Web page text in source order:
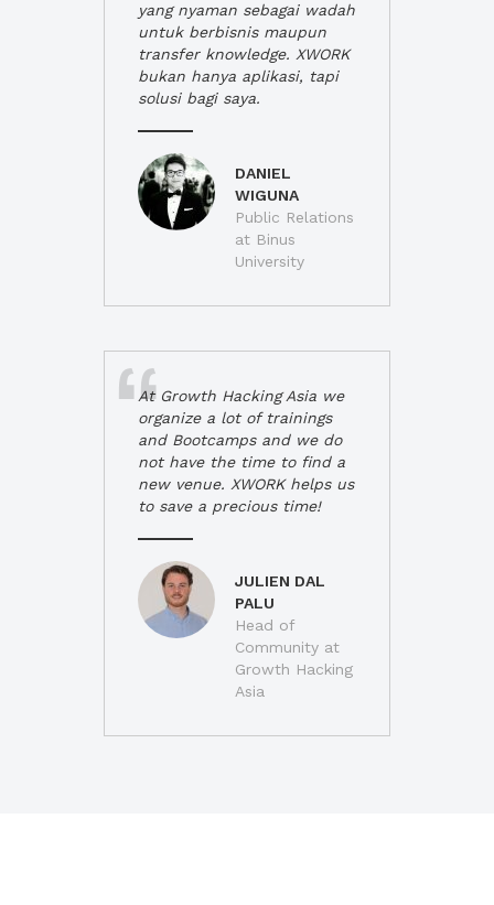
yang nyaman sebagai wadah
untuk berbisnis maupun
transfer knowledge. XWORK
bukan hanya aplikasi, tapi
solusi bagi saya.
DANIEL
WIGUNA
Public Relations
at Binus
University
At Growth Hacking Asia we
organize a lot of trainings
and Bootcamps and we do
not have the time to find a
new venue. XWORK helps us
to save a precious time!
JULIEN DAL
PALU
Head of
Community at
Growth Hacking
Asia